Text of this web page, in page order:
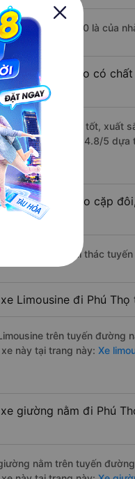
là vào lúc 22:30 là của
- Lào Cai nào có
Thọ chất lượng tốt, xuất
chất lượng là 4.8/5
Thọ dành cho cặp
nằm đôi khai thác
Limousine đi Phú
trên tuyến đường
này tại trang này: Xe
giường nằm đi Phú
nằm trên tuyến